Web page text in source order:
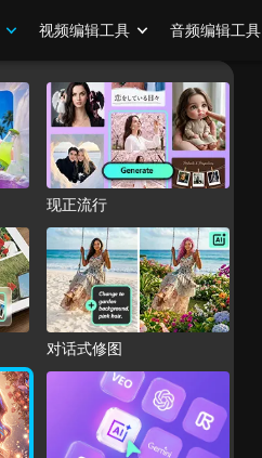
视频编辑工具 音频编辑工具
现正流行
对话式修图